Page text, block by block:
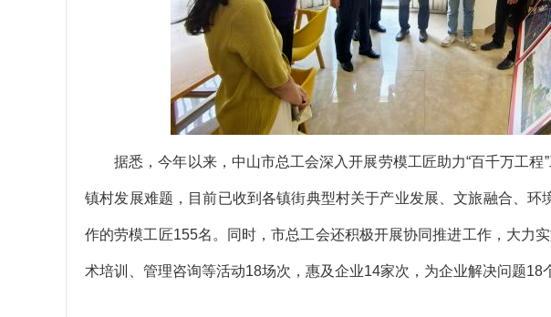
据悉，今年以来，中山市总工会深入开展劳模工匠助力“百千万工程”
镇村发展难题，目前已收到各镇街典型村关于产业发展、文旅融合、环
作的劳模工匠155名。同时，市总工会还积极开展协同推进工作，大力
术培训、管理咨询等活动18场次，惠及企业14家次，为企业解决问题18